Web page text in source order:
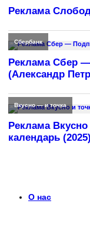
Реклама
Сбербанк
Реклама Сбер
(Александр
Вкусно — и точка
Реклама
календарь (2025)
О нас